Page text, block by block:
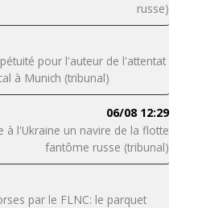
russe)
pour l'auteur de l'attentat
à Munich (tribunal)
06/08 12:29
à l'Ukraine un navire de la flotte
fantôme russe (tribunal)
par le FLNC: le parquet